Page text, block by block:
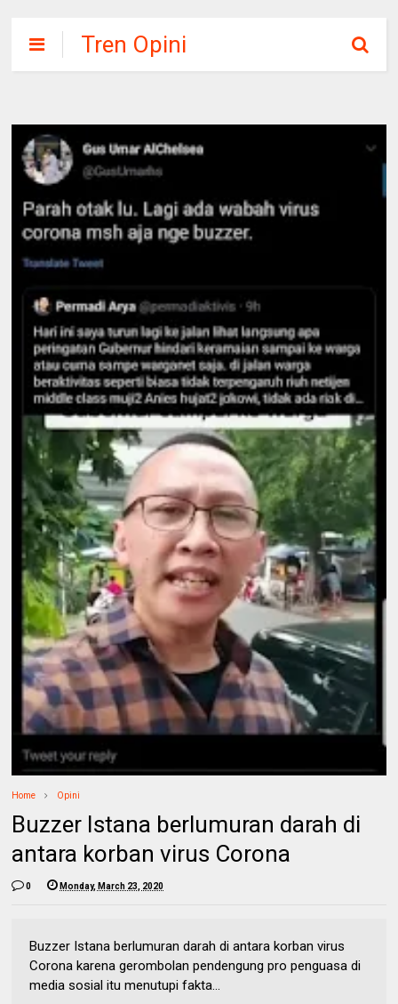
Tren Opini
Home Opini
Buzzer Istana berlumuran darah di
antara korban virus Corona
0 Monday, March 23, 2020
Buzzer Istana berlumuran darah di antara korban virus
Corona karena gerombolan pendengung pro penguasa di
media sosial itu menutupi fakta...